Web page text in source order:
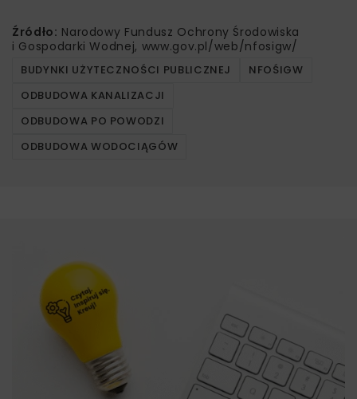
Źródło: Narodowy Fundusz Ochrony Środowiska
i Gospodarki Wodnej, www.gov.pl/web/nfosigw/
BUDYNKI UŻYTECZNOŚCI PUBLICZNEJ
NFOŚIGW
ODBUDOWA KANALIZACJI
ODBUDOWA PO POWODZI
ODBUDOWA WODOCIĄGÓW